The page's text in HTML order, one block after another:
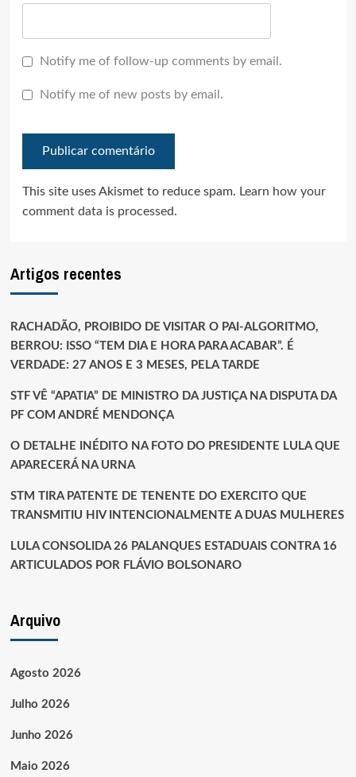
Notify me of follow-up comments by email.
Notify me of new posts by email.
This site uses Akismet to reduce spam. Learn how your
comment data is processed.
Artigos recentes
RACHADÃO, PROIBIDO DE VISITAR O PAI-ALGORITMO,
BERROU: ISSO “TEM DIA E HORA PARA ACABAR”. É
VERDADE: 27 ANOS E 3 MESES, PELA TARDE
STF VÊ “APATIA” DE MINISTRO DA JUSTIÇA NA DISPUTA DA
PF COM ANDRÉ MENDONÇA
O DETALHE INÉDITO NA FOTO DO PRESIDENTE LULA QUE
APARECERÁ NA URNA
STM TIRA PATENTE DE TENENTE DO EXERCITO QUE
TRANSMITIU HIV INTENCIONALMENTE A DUAS MULHERES
LULA CONSOLIDA 26 PALANQUES ESTADUAIS CONTRA 16
ARTICULADOS POR FLÁVIO BOLSONARO
Arquivo
Agosto 2026
Julho 2026
Junho 2026
Maio 2026